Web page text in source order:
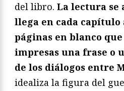
del libro. La lectura se
llega en cada capítulo
páginas en blanco
impresas una frase o
de los diálogos entre
idealiza la figura del